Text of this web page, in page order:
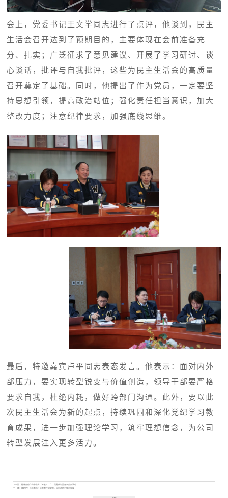
会上，党委书记王文学同志进行了点评，他谈到，民主
生活会召开达到了预期目的，主要体现在会前准备充
分、扎实；广泛征求了意见建议、开展了学习研讨、谈
心谈话，批评与自我批评，这些为民主生活会的高质量
召开奠定了基础。同时，他提出了作为党员，一定要坚
持思想引领，提高政治站位；强化责任担当意识，加大
整改力度；注意纪律要求，加强底线思维。
最后，特邀嘉宾卢平同志表态发言。他表示：面对内外
部压力，要实现转型锐变与价值创造，领导干部要严格
要求自我，杜绝内耗，做好跨部门沟通。此外，要以此
次民主生活会为新的起点，持续巩固和深化党纪学习教
育成果，进一步加强理论学习，筑牢理想信念，为公司
转型发展注入更多活力。
上一篇：
桂林南药作为市首批“无废工厂”，受邀参加国际无废日活动
下一篇：奔跑吧！桂林南药！以奔跑传递健康，以行动助力城市发展